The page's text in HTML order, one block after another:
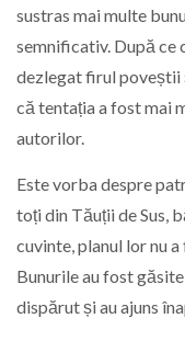
sustras mai multe
semnificativ. După ce
dezlegat firul poveștii
că tentația a fost mai
autorilor.
Este vorba despre
toți din Tăuții de Sus,
cuvinte, planul lor nu
Bunurile au fost
dispărut și au ajuns